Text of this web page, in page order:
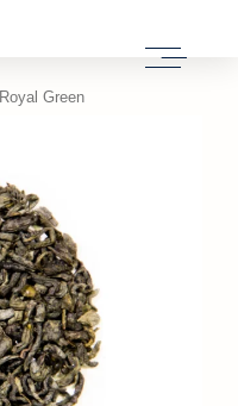
Royal Green